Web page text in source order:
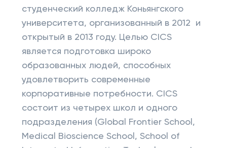
студенческий колледж Коньянгского
университета, организованный в 2012 и
открытый в 2013 году. Целью CICS
является подготовка широко
образованных людей, способных
удовлетворить современные
корпоративные потребности. CICS
состоит из четырех школ и одного
подразделения (Global Frontier School,
Medical Bioscience School, School of